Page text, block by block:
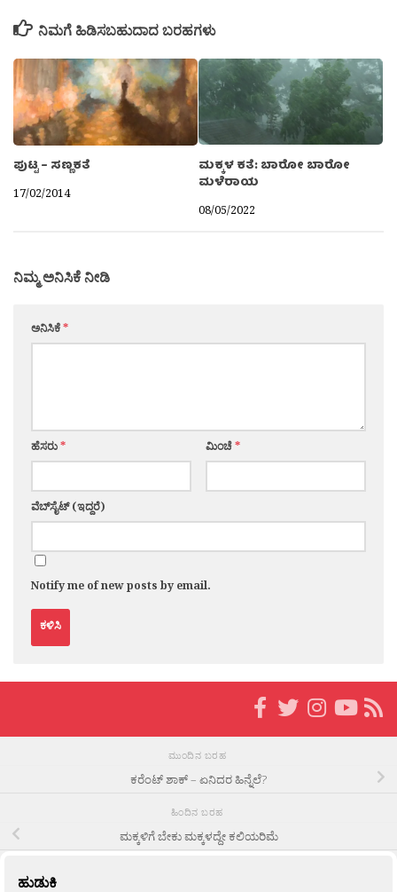
ನಿಮಗೆ ಹಿಡಿಸಬಹುದಾದ ಬರಹಗಳು
ಪುಟ್ಟ – ಸಣ್ಣಕತೆ
17/02/2014
ಮಕ್ಕಳ ಕತೆ: ಬಾರೋ ಬಾರೋ
ಮಳೆರಾಯ
08/05/2022
ನಿಮ್ಮ ಅನಿಸಿಕೆ ನೀಡಿ
ಅನಿಸಿಕೆ*
ಹೆಸರು* ಮಿಂಚೆ*
ವೆಬ್‌ಸೈಟ್ (ಇದ್ದರೆ)
Notify me of new posts by email.
ಮುಂದಿನ ಬರಹ
ಕರೆಂಟ್ ಶಾಕ್ – ಏನಿದರ ಹಿನ್ನೆಲೆ?
ಹಿಂದಿನ ಬರಹ
ಮಕ್ಕಳಿಗೆ ಬೇಕು ಮಕ್ಕಳದ್ದೇ ಕಲಿಯರಿಮೆ
ಹುಡುಕಿ